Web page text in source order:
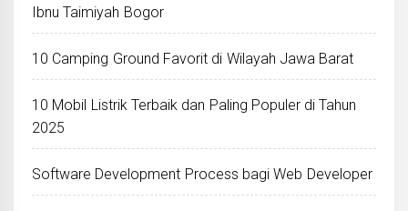
Ibnu Taimiyah Bogor
10 Camping Ground Favorit di Wilayah Jawa Barat
10 Mobil Listrik Terbaik dan Paling Populer di Tahun
2025
Software Development Process bagi Web Developer